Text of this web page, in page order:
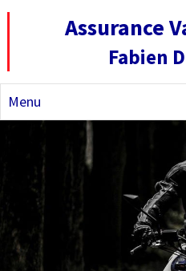
Assurance
Fabien
Menu